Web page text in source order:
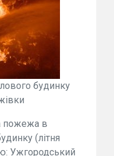
будинку
пожежа в
(літня
Ужгородський